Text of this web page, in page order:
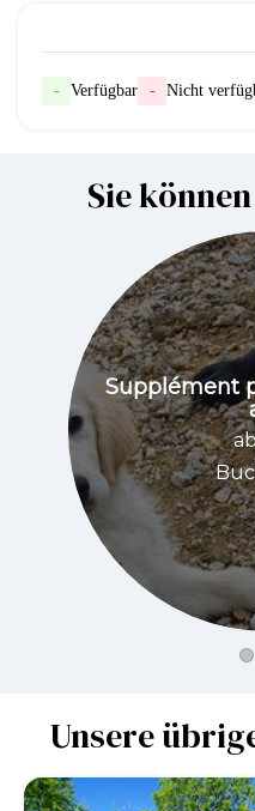
- Verfügbar - Nicht
Sie
Supplément
Unsere